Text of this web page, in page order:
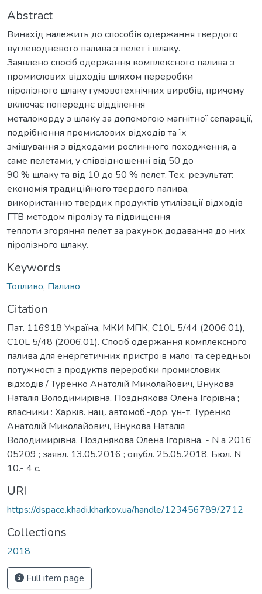
Abstract
Винахід належить до способів одержання твердого
вуглеводневого палива з пелет і шлаку.
Заявлено спосіб одержання комплексного палива з
промислових відходів шляхом переробки
піролізного шлаку гумовотехнічних виробів, причому
включає попереднє відділення
металокорду з шлаку за допомогою магнітної сепарації,
подрібнення промислових відходів та їх
змішування з відходами рослинного походження, а
саме пелетами, у співвідношенні від 50 до
90 % шлаку та від 10 до 50 % пелет. Тех. результат:
економія традиційного твердого палива,
використанню твердих продуктів утилізації відходів
ГТВ методом піролізу та підвищення
теплоти згоряння пелет за рахунок додавання до них
піролізного шлаку.
Keywords
Топливо, Паливо
Citation
Пат. 116918 Україна, МКИ МПК, C10L 5/44 (2006.01),
C10L 5/48 (2006.01). Спосiб одержання комплексного
палива для енергетичних пристроїв малої та середньої
потужностi з продуктiв переробки промислових
вiдходiв / Туренко Анатолiй Миколайович, Внукова
Наталiя Володимирiвна, Позднякова Олена Iгорiвна ;
власники : Харкiв. нац. автомоб.-дор. ун-т, Туренко
Анатолiй Миколайович, Внукова Наталiя
Володимирiвна, Позднякова Олена Iгорiвна. - N a 2016
05209 ; заявл. 13.05.2016 ; опубл. 25.05.2018, Бюл. N
10.- 4 с.
URI
https://dspace.khadi.kharkov.ua/handle/123456789/2712
Collections
2018
Full item page